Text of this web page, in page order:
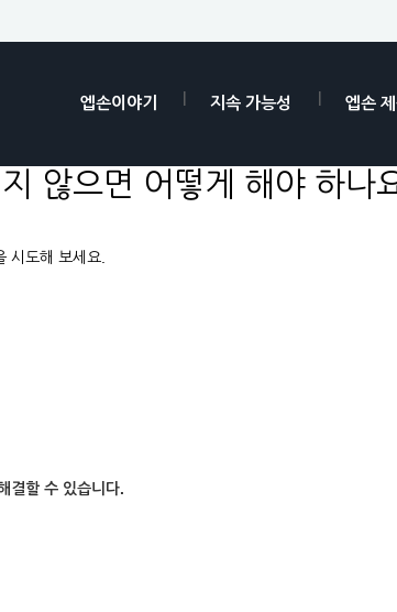
엡손이야기 지속 가능성 엡손
않으면 어떻게 해야 하나
시도해 보세요.
결할 수 있습니다.